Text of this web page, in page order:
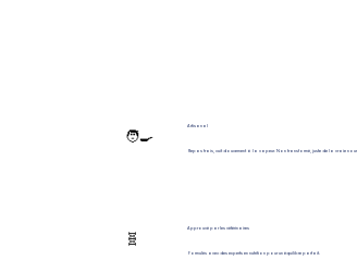
🧑‍🍳
Artisanal
Repas frais, cuit doucement à la vapeur. Non transformé, juste de la vraie
🧬
Formulés avec des experts en nutrition pour un équilibre parfait.
Approuvé par les vétérinaires